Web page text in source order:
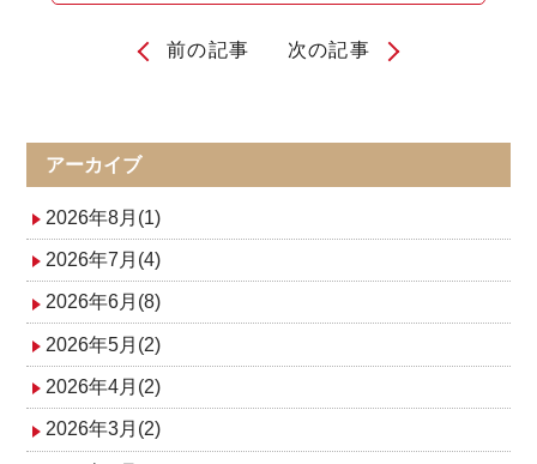
ナ
ビ
ゲ
ー
シ
ョ
前の記事 次の記事
アーカイブ
2026年8月(1)
2026年7月(4)
2026年6月(8)
2026年5月(2)
2026年4月(2)
2026年3月(2)